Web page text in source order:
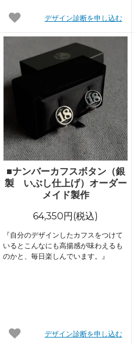
デザイン診断を申し込む
■ナンバーカフスボタン（銀
製 いぶし仕上げ）オーダー
メイド製作
64,350円(税込)
『自分のデザインしたカフスをつけて
いるとこんなにも高揚感が味わえるも
のかと、毎日楽しんでいます。』
デザイン診断を申し込む